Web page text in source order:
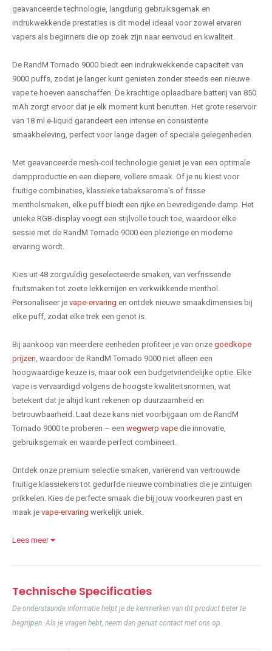
geavanceerde technologie, langdurig gebruiksgemak en
indrukwekkende prestaties is dit model ideaal voor zowel ervaren
vapers als beginners die op zoek zijn naar eenvoud en kwaliteit.
De RandM Tornado 9000 biedt een indrukwekkende capaciteit van
9000 puffs, zodat je langer kunt genieten zonder steeds een nieuwe
vape te hoeven aanschaffen. De krachtige oplaadbare batterij van 850
mAh zorgt ervoor dat je elk moment kunt benutten. Het grote reservoir
van 18 ml e-liquid garandeert een intense en consistente
smaakbeleving, perfect voor lange dagen of speciale gelegenheden.
Met geavanceerde mesh-coil technologie geniet je van een optimale
dampproductie en een diepere, vollere smaak. Of je nu kiest voor
fruitige combinaties, klassieke tabaksaroma's of frisse
mentholsmaken, elke puff biedt een rijke en bevredigende damp. Het
unieke RGB-display voegt een stijlvolle touch toe, waardoor elke
sessie met de RandM Tornado 9000 een plezierige en moderne
ervaring wordt.
Kies uit 48 zorgvuldig geselecteerde smaken, van verfrissende
fruitsmaken tot zoete lekkernijen en verkwikkende menthol.
Personaliseer je vape-ervaring en ontdek nieuwe smaakdimensies bij
elke puff, zodat elke trek een genot is.
Bij aankoop van meerdere eenheden profiteer je van onze goedkope
prijzen , waardoor de RandM Tornado 9000 niet alleen een
hoogwaardige keuze is, maar ook een budgetvriendelijke optie. Elke
vape is vervaardigd volgens de hoogste kwaliteitsnormen, wat
betekent dat je altijd kunt rekenen op duurzaamheid en
betrouwbaarheid. Laat deze kans niet voorbijgaan om de RandM
Tornado 9000 te proberen – een wegwerp vape die innovatie,
gebruiksgemak en waarde perfect combineert.
Ontdek onze premium selectie smaken, variërend van vertrouwde
fruitige klassiekers tot gedurfde nieuwe combinaties die je zintuigen
prikkelen. Kies de perfecte smaak die bij jouw voorkeuren past en
maak je vape-ervaring werkelijk uniek.
Lees meer
Technische Specificaties
De onderstaande informatie helpt je de kenmerken van dit product beter te
begrijpen. Als je vragen hebt, neem dan gerust contact met ons op.